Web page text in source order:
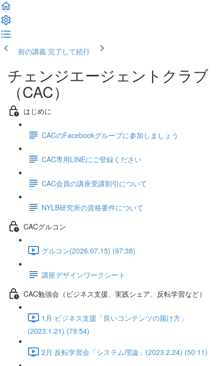
前の講義 完了して続行
チェンジエージェントクラブ
（CAC）
はじめに
CACのFacebookグループに参加しましょう
CAC専用LINEにご登録ください
CAC会員の講座受講割引について
NYLB研究所の資格要件について
CACグルコン
グルコン(2026.07.15) (97:38)
講座デザインワークシート
CAC勉強会（ビジネス支援、実践シェア、反転学習など）
1月 ビジネス支援「良いコンテンツの届け方」
(2023.1.21) (79:54)
2月 反転学習会「システム理論」(2023.2.24) (50:11)